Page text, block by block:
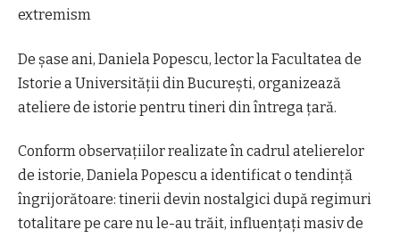
extremism
De şase ani, Daniela Popescu, lector la Facultatea de
Istorie a Universităţii din Bucureşti, organizează
ateliere de istorie pentru tineri din întrega ţară.
Conform observaţiilor realizate în cadrul atelierelor
de istorie, Daniela Popescu a identificat o tendinţă
îngrijorătoare: tinerii devin nostalgici după regimuri
totalitare pe care nu le-au trăit, influenţaţi masiv de